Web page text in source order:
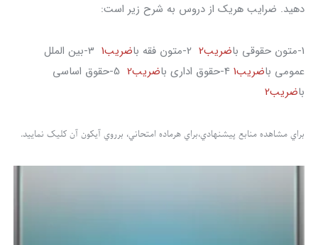
دهيد. ضرايب هريک از دروس به شرح زير است:
1-متون حقوقي با ضريب2 ضريب1
3-بين الملل
عمومي باضريب1 ضريب2
5-حقوق اساسي
باضريب2
براي مشاهده منابع پيشنهادي،براي هرماده امتحاني، برروي آيکون آن کليک نماييد.